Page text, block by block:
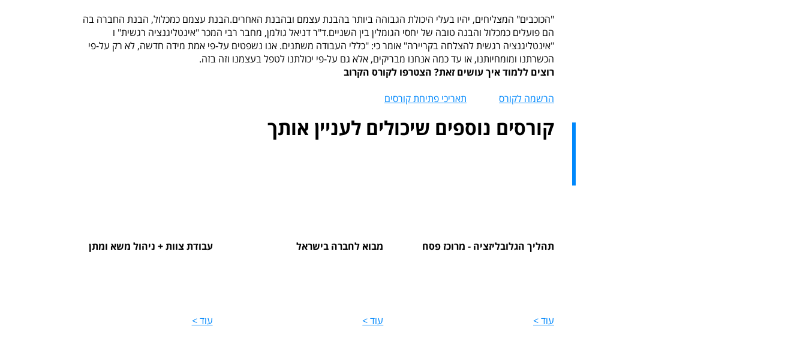
"הכוכבים" המצליחים, יהיו בעלי היכולת הגבוהה ביותר בהבנת עצמם ובהבנת האחרים.הבנת עצמם כמכלול, הבנת החברה בה
הם פועלים כמכלול והבנה טובה של יחסי הגומלין בין השניים.ד"ר דניאל גולמן, מחבר רבי המכר "אינטליגנציה רגשית" ו
"אינטליגנציה רגשית להצלחה בקריירה" אומר כי: "כללי העבודה משתנים. אנו נשפטים על-פי אמת מידה חדשה, לא רק על-פי
הכשרתנו ומומחיותנו, או עד כמה אנחנו מבריקים, אלא גם על-פי יכולתנו לטפל בעצמנו וזה בזה.
רוצים ללמוד איך עושים זאת? הצטרפו לקורס הקרוב
הרשמה לקורס
תאריכי פתיחת קורסים
קורסים נוספים שיכולים לעניין אותך
תהליך הגלובליזציה - מרוכז פסח
עוד >
מבוא לחברה בישראל
עוד >
עבודת צוות + ניהול משא ומתן
עוד >